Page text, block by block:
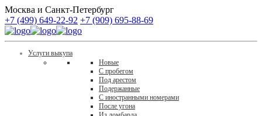
Москва и Санкт-Петербург
+7 (499) 649-22-92 +7 (909) 695-88-69
Услуги выкупа
Новые
С пробегом
Под арестом
Подержанные
С иностранными номерами
После угона